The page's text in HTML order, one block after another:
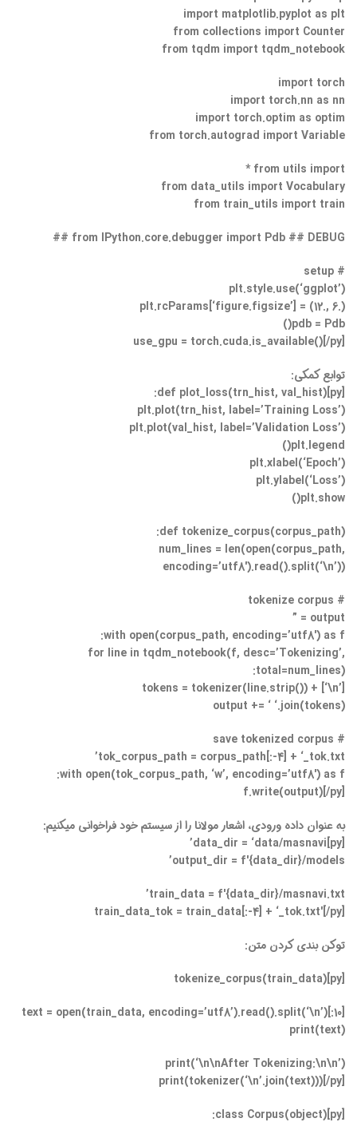
import matplotlib.pyplot as plt
from collections import Counter
from tqdm import tqdm_notebook
import torch
import torch.nn as nn
import torch.optim as optim
from torch.autograd import Variable
from utils import *
from data_utils import Vocabulary
from train_utils import train
from IPython.core.debugger import Pdb ## DEBUG ##
# setup
plt.style.use(‘ggplot’)
plt.rcParams[‘figure.figsize’] = (12., 6.)
pdb = Pdb()
use_gpu = torch.cuda.is_available()[/py]
توابع کمکی:
[py]def plot_loss(trn_hist, val_hist):
plt.plot(trn_hist, label=’Training Loss’)
plt.plot(val_hist, label=’Validation Loss’)
plt.legend()
plt.xlabel(‘Epoch’)
plt.ylabel(‘Loss’)
plt.show()
def tokenize_corpus(corpus_path):
num_lines = len(open(corpus_path,
encoding=’utf8′).read().split(‘\n’))
# tokenize corpus
output = ”
with open(corpus_path, encoding=’utf8′) as f:
for line in tqdm_notebook(f, desc=’Tokenizing’,
total=num_lines):
tokens = tokenizer(line.strip()) + [‘\n’]
output += ‘ ‘.join(tokens)
# save tokenized corpus
tok_corpus_path = corpus_path[:-4] + ‘_tok.txt’
with open(tok_corpus_path, ‘w’, encoding=’utf8′) as f:
f.write(output)[/py]
به عنوان داده ورودی، اشعار مولانا را از سیستم خود فراخوانی میکنیم:
[py]data_dir = ‘data/masnavi’
output_dir = f'{data_dir}/models’
train_data = f'{data_dir}/masnavi.txt’
train_data_tok = train_data[:-4] + ‘_tok.txt'[/py]
توکن بندی کردن متن:
[py]tokenize_corpus(train_data)
text = open(train_data, encoding=’utf8’).read().split(‘\n’)[:10]
print(text)
print(‘\n\nAfter Tokenizing:\n\n’)
print(tokenizer(‘\n’.join(text)))[/py]
[py]class Corpus(object):